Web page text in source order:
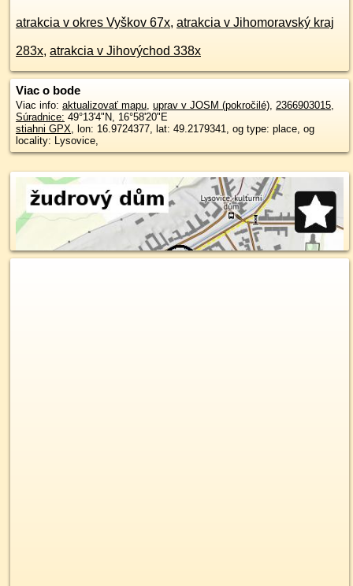
atrakcia v okres Vyškov 67x, atrakcia v Jihomoravský kraj
283x, atrakcia v Jihovýchod 338x
Viac o bode
Viac info: aktualizovať mapu, uprav v JOSM (pokročilé), 2366903015,
Súradnice: 49°13'4"N, 16°58'20"E
stiahni GPX, lon: 16.9724377, lat: 49.2179341, og type: place, og
locality: Lysovice,